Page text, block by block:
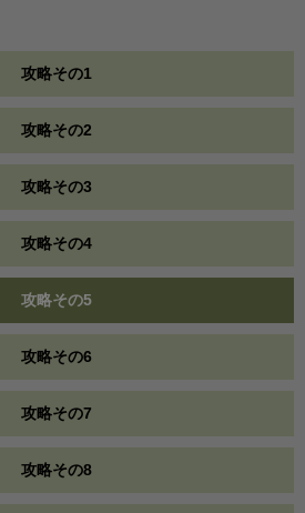
攻略その1
攻略その2
攻略その3
攻略その4
攻略その5
攻略その6
攻略その7
攻略その8